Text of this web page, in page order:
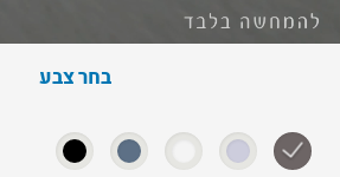
בחר צבע